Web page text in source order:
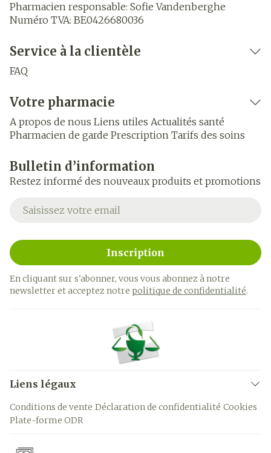
Pharmacien responsable: Sofie Vandenberghe
Numéro TVA: BE0426680036
Service à la clientèle
FAQ
Votre pharmacie
A propos de nous Liens utiles Actualités santé
Pharmacien de garde Prescription Tarifs des soins
Bulletin d’information
Restez informé des nouveaux produits et promotions
Adresse mail
Inscription
En cliquant sur s'abonner, vous vous abonnez à notre
newsletter et acceptez notre politique de confidentialité.
Liens légaux
Conditions de vente Déclaration de confidentialité Cookies
Plate-forme ODR